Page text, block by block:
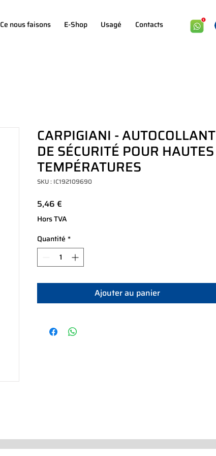
Ce nous faisons E-Shop Usagé Contacts
CARPIGIANI - AUTOCOLLANT
DE SÉCURITÉ POUR HAUTES
TEMPÉRATURES
SKU : IC192109690
5,46 €
Hors TVA
Quantité *
Ajouter au panier